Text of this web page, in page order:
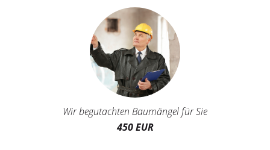
Wir begutachten Baumängel für Sie
450 EUR